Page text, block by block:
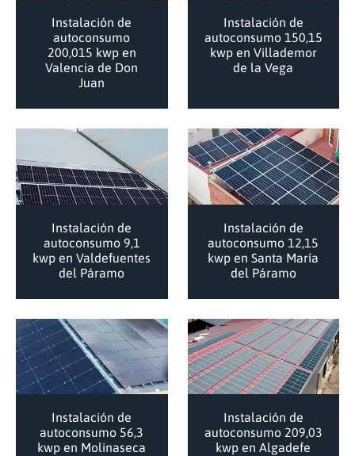
Instalación de
autoconsumo
200,015 kwp en
Valencia de Don
Juan
Instalación de
autoconsumo 150,15
kwp en Villademor
de la Vega
Instalación de
autoconsumo 9,1
kwp en Valdefuentes
del Páramo
Instalación de
autoconsumo 12,15
kwp en Santa María
del Páramo
Instalación de
autoconsumo 56,3
kwp en Molinaseca
Instalación de
autoconsumo 209,03
kwp en Algadefe